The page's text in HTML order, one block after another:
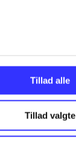
Tillad alle
Tillad valgte